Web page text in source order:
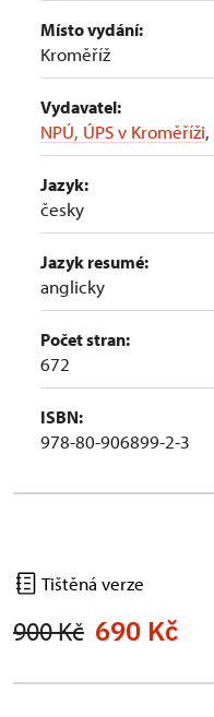
Místo vydání:
Kroměříž
Vydavatel:
NPÚ, ÚPS v Kroměříži,
Jazyk:
česky
Jazyk resumé:
anglicky
Počet stran:
672
ISBN:
978-80-906899-2-3
Tištěná verze
900 Kč 690 Kč